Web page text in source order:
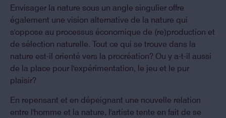
Envisager la nature sous un angle singulier offre
également une vision alternative de la nature qui
s'oppose au processus économique de (re)production et
de sélection naturelle. Tout ce qui se trouve dans la
nature est-il orienté vers la procréation? Ou y a-t-il aussi
de la place pour l'expérimentation, le jeu et le pur
plaisir?
En repensant et en dépeignant une nouvelle relation
entre l'homme et la nature, l'artiste tente en fait de se